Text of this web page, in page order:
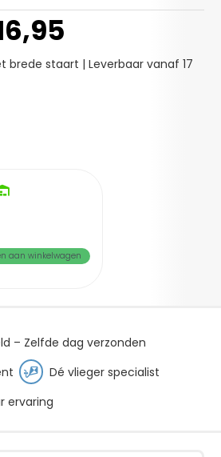
is:€16,95.
brede staart | Leverbaar vanaf 17
aan winkelwagen
– Zelfde dag verzonden
Dé vlieger specialist
ervaring